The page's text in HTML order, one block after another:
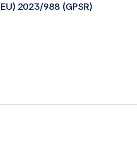
2023/988 (GPSR)